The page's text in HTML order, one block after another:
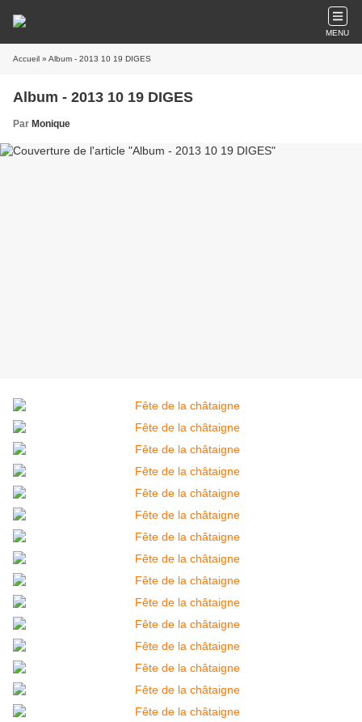
MENU
Accueil » Album - 2013 10 19 DIGES
Album - 2013 10 19 DIGES
Par Monique